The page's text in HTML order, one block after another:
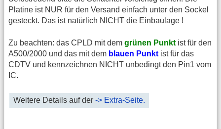
Platine ist NUR für den Versand einfach unter den Sockel
gesteckt. Das ist natürlich NICHT die Einbaulage !
Zu beachten: das CPLD mit dem grünen Punkt ist für den
A500/2000 und das mit dem blauen Punkt ist für das
CDTV und kennzeichnen NICHT unbedingt den Pin1 vom
IC.
Weitere Details auf der -> Extra-Seite.